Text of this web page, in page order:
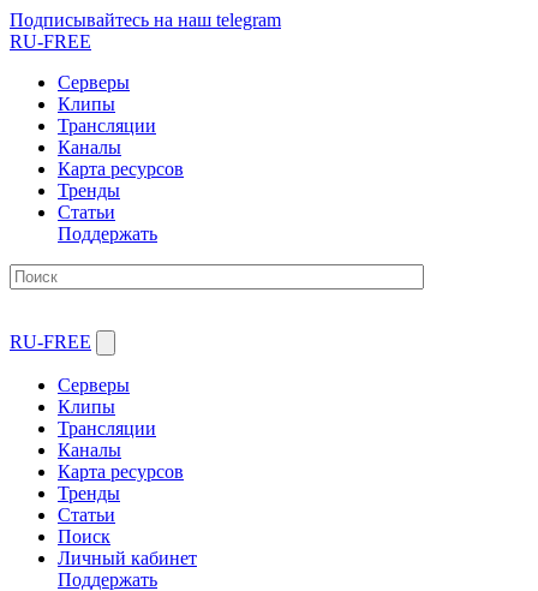
Подписывайтесь на наш telegram
RU-FREE
Серверы
Клипы
Трансляции
Каналы
Карта ресурсов
Тренды
Статьи
Поддержать
RU-FREE
Серверы
Клипы
Трансляции
Каналы
Карта ресурсов
Тренды
Статьи
Поиск
Личный кабинет
Поддержать